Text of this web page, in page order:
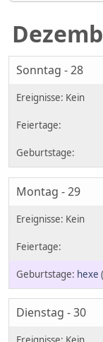
Sonntag - 28
Montag - 29
hexe
Dienstag - 30